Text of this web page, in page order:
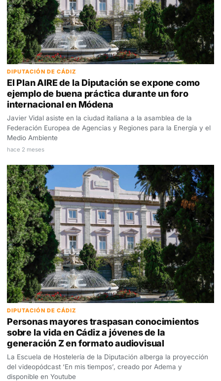
DIPUTACIÓN DE CÁDIZ
El Plan AIRE de la Diputación se expone como
ejemplo de buena práctica durante un foro
internacional en Módena
Javier Vidal asiste en la ciudad italiana a la asamblea de la
Federación Europea de Agencias y Regiones para la Energía y el
Medio Ambiente
hace 2 meses
DIPUTACIÓN DE CÁDIZ
Personas mayores traspasan conocimientos
sobre la vida en Cádiz a jóvenes de la
generación Z en formato audiovisual
La Escuela de Hostelería de la Diputación alberga la proyección
del videopódcast ‘En mis tiempos’, creado por Adema y
disponible en Youtube